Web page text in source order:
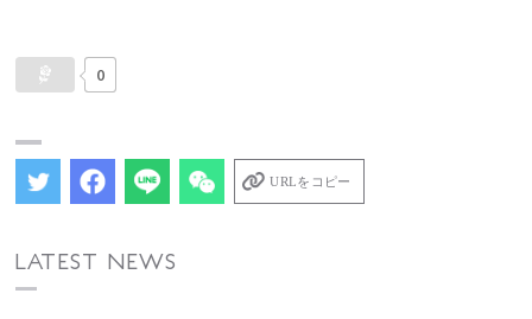
0
URLをコピー
LATEST NEWS